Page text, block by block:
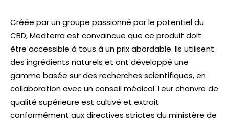
Créée par un groupe passionné par le potentiel du
CBD, Medterra est convaincue que ce produit doit
être accessible à tous à un prix abordable. Ils utilisent
des ingrédients naturels et ont développé une
gamme basée sur des recherches scientifiques, en
collaboration avec un conseil médical. Leur chanvre de
qualité supérieure est cultivé et extrait
conformément aux directives strictes du ministère de